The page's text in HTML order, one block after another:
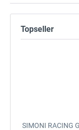
Topseller
SIMONI RACING